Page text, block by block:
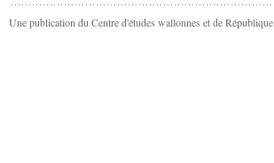
Une publication du Centre d'études wallonnes et de République